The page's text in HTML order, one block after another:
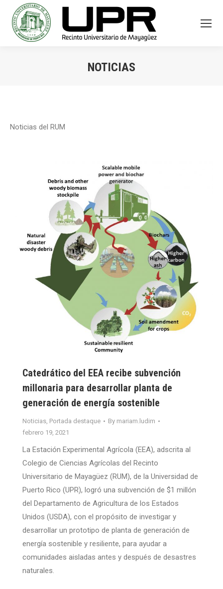
NOTICIAS
Noticias del RUM
Catedrático del EEA recibe subvención
millonaria para desarrollar planta de
generación de energía sostenible
Noticias, Portada destaque By mariam.ludim
febrero 19, 2021
La Estación Experimental Agrícola (EEA), adscrita al
Colegio de Ciencias Agrícolas del Recinto
Universitario de Mayagüez (RUM), de la Universidad de
Puerto Rico (UPR), logró una subvención de $1 millón
del Departamento de Agricultura de los Estados
Unidos (USDA), con el propósito de investigar y
desarrollar un prototipo de planta de generación de
energía sostenible y resiliente, para ayudar a
comunidades aisladas antes y después de desastres
naturales.